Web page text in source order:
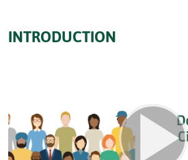
INTRODUCTION